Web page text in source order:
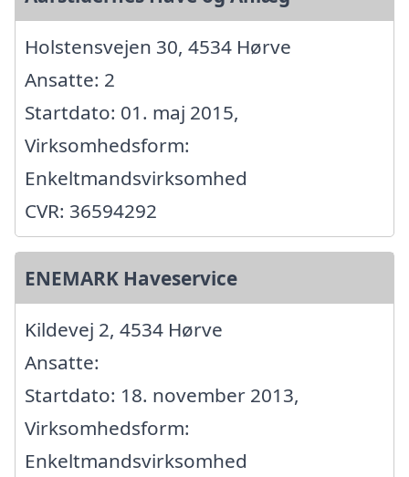
Holstensvejen 30, 4534 Hørve
Ansatte: 2
Startdato: 01. maj 2015,
Virksomhedsform:
Enkeltmandsvirksomhed
CVR: 36594292
ENEMARK Haveservice
Kildevej 2, 4534 Hørve
Ansatte:
Startdato: 18. november 2013,
Virksomhedsform:
Enkeltmandsvirksomhed